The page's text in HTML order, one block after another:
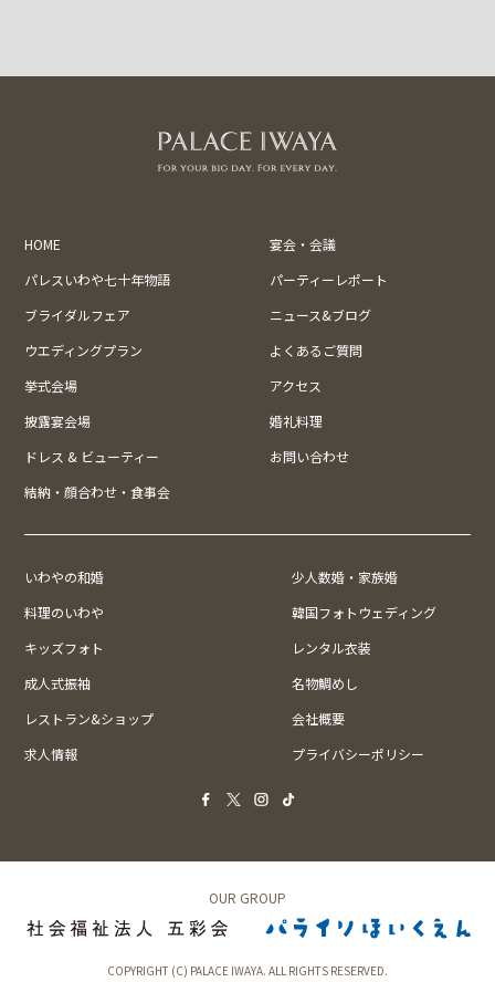
HOME
宴会・会議
パレスいわや七十年物語
パーティーレポート
ブライダルフェア
ニュース&ブログ
ウエディングプラン
よくあるご質問
挙式会場
アクセス
披露宴会場
婚礼料理
ドレス & ビューティー
お問い合わせ
結納・顔合わせ・食事会
いわやの和婚
少人数婚・家族婚
料理のいわや
韓国フォトウェディング
キッズフォト
レンタル衣装
成人式振袖
名物鯛めし
レストラン&ショップ
会社概要
求人情報
プライバシーポリシー
OUR GROUP
COPYRIGHT (C) PALACE IWAYA. ALL RIGHTS RESERVED.